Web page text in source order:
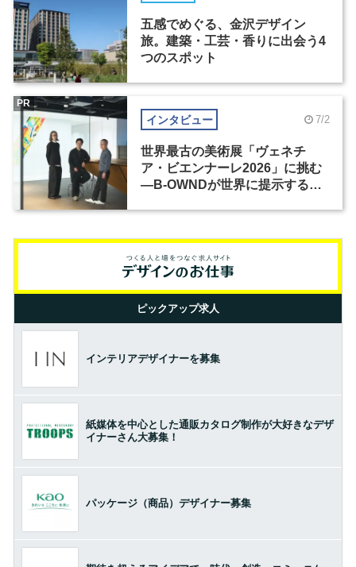
五感でめぐる、金沢デザイン
旅。建築・工芸・香りに出会う4
つのスポット
インタビュー 7/2
世界最古の美術展「ヴェネチ
ア・ビエンナーレ2026」に挑む
―B-OWNDが世界に提示する美
PR
ピックアップ求人
インテリアデザイナーを募集
紙媒体を中心とした通販カタログ制作が大好きなデザ
イナーさん大募集！
パッケージ（商品）デザイナー募集